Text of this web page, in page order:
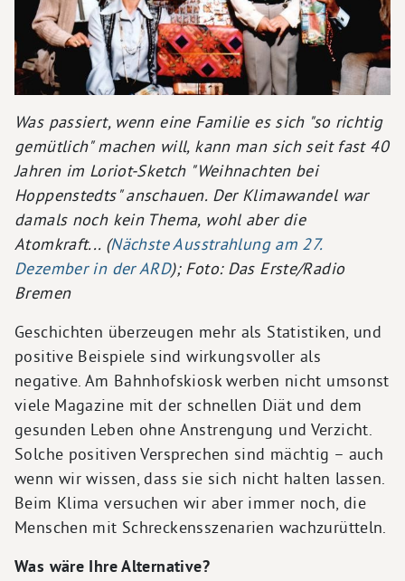
Was passiert, wenn eine Familie es sich "so richtig
gemütlich" machen will, kann man sich seit fast 40
Jahren im Loriot-Sketch "Weihnachten bei
Hoppenstedts" anschauen. Der Klimawandel war
damals noch kein Thema, wohl aber die
Atomkraft... (Nächste Ausstrahlung am 27.
Dezember in der ARD); Foto: Das Erste/Radio
Bremen
Geschichten überzeugen mehr als Statistiken, und
positive Beispiele sind wirkungsvoller als
negative. Am Bahnhofskiosk werben nicht umsonst
viele Magazine mit der schnellen Diät und dem
gesunden Leben ohne Anstrengung und Verzicht.
Solche positiven Versprechen sind mächtig – auch
wenn wir wissen, dass sie sich nicht halten lassen.
Beim Klima versuchen wir aber immer noch, die
Menschen mit Schreckensszenarien wachzurütteln.
Was wäre Ihre Alternative?